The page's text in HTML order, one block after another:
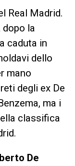
Real Madrid.
dopo la
caduta in
dello
mano
degli ex De
ma i
classifica
De